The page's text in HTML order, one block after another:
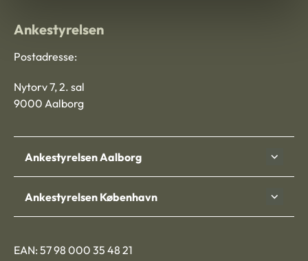
Ankestyrelsen
Postadresse:
Nytorv 7, 2. sal
9000 Aalborg
Ankestyrelsen Aalborg
Ankestyrelsen København
EAN: 57 98 000 35 48 21